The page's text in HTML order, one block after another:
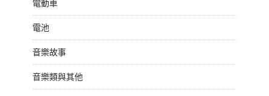
電動車
電池
音樂故事
音樂類與其他